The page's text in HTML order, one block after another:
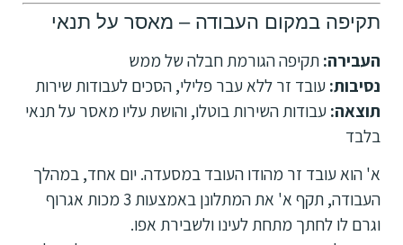
תקיפה במקום העבודה – מאסר על תנאי
העבירה:תקיפה הגורמת חבלה של ממש
נסיבות:עובד זר ללא עבר פלילי, הסכים לעבודות שירות
תוצאה:עבודות השירות בוטלו, והושת עליו מאסר על תנאי
בלבד
א' הוא עובד זר מהודו העובד במסעדה. יום אחד, במהלך
העבודה, תקף א' את המתלונן באמצעות 3 מכות אגרוף
וגרם לו לחתך מתחת לעינו ולשבירת אפו.